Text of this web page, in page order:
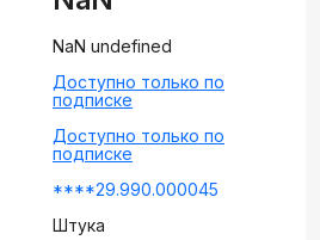
NaN undefined
Доступно только по
подписке
Доступно только по
подписке
****29.990.000045
Штука